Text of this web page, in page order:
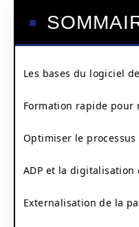
Les bases du logiciel
Formation rapide pour
Optimiser le processus
ADP et la digitalisation
Externalisation de la